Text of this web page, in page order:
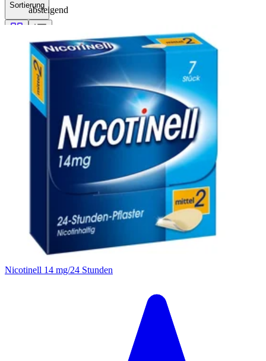
Sortierung
Filterung
absteigend
Nicotinell 14 mg/24 Stunden